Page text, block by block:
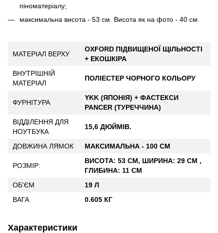
піноматеріалу;
максимальна висота - 53 см. Висота як на фото - 40 см.
МАТЕРІАЛ ВЕРХУ
OXFORD ПІДВИЩЕНОЇ ЩІЛЬНОСТІ
+ ЕКОШКІРА
ВНУТРІШНІЙ
МАТЕРІАЛ
ПОЛІЕСТЕР ЧОРНОГО КОЛЬОРУ
ФУРНІТУРА
YKK (ЯПОНІЯ) + ФАСТЕКСИ
PANCER (ТУРЕЧЧИНА)
ВІДДІЛЕННЯ ДЛЯ
НОУТБУКА
15,6 ДЮЙМІВ.
ДОВЖИНА ЛЯМОК МАКСИМАЛЬНА - 100 СМ
РОЗМІР:
ВИСОТА: 53 СМ, ШИРИНА: 29 СМ ,
ГЛИБИНА: 11 СМ
ОБ'ЄМ
19 Л
ВАГА
0.605 КГ
Характеристики